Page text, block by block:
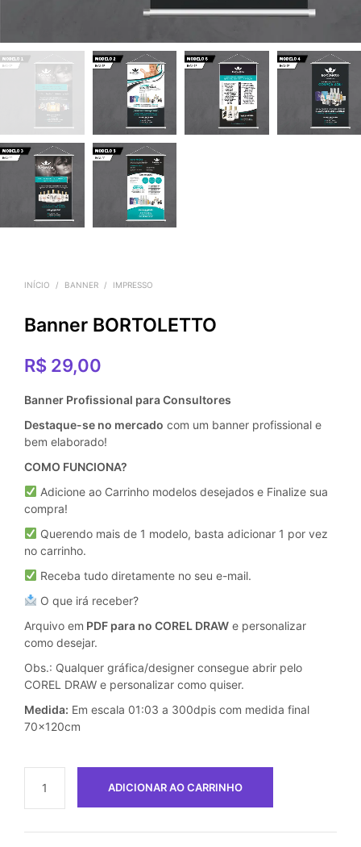
INÍCIO / BANNER / IMPRESSO
Banner BORTOLETTO
R$ 29,00
Banner Profissional para Consultores
Destaque-se no mercado com um banner profissional e
bem elaborado!
COMO FUNCIONA?
Adicione ao Carrinho modelos desejados e Finalize sua
compra!
Querendo mais de 1 modelo, basta adicionar 1 por vez
no carrinho.
Receba tudo diretamente no seu e-mail.
O que irá receber?
Arquivo em PDF para no COREL DRAW e personalizar
como desejar.
Obs.: Qualquer gráfica/designer consegue abrir pelo
COREL DRAW e personalizar como quiser.
Medida: Em escala 01:03 a 300dpis com medida final
70x120cm
ADICIONAR AO CARRINHO